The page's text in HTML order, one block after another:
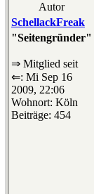
Autor
SchellackFreak
"Seitengründer"
⇒ Mitglied seit
⇐: Mi Sep 16
2009, 22:06
Wohnort: Köln
Beiträge: 454